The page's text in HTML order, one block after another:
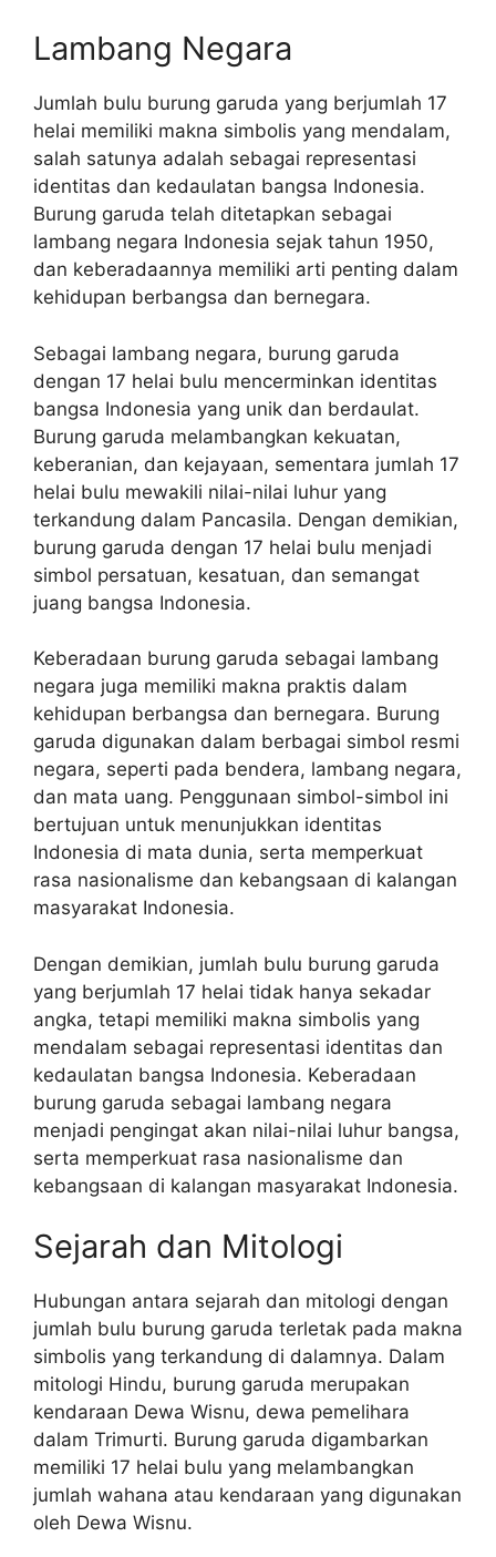
Lambang Negara
Jumlah bulu burung garuda yang berjumlah 17
helai memiliki makna simbolis yang mendalam,
salah satunya adalah sebagai representasi
identitas dan kedaulatan bangsa Indonesia.
Burung garuda telah ditetapkan sebagai
lambang negara Indonesia sejak tahun 1950,
dan keberadaannya memiliki arti penting dalam
kehidupan berbangsa dan bernegara.
Sebagai lambang negara, burung garuda
dengan 17 helai bulu mencerminkan identitas
bangsa Indonesia yang unik dan berdaulat.
Burung garuda melambangkan kekuatan,
keberanian, dan kejayaan, sementara jumlah 17
helai bulu mewakili nilai-nilai luhur yang
terkandung dalam Pancasila. Dengan demikian,
burung garuda dengan 17 helai bulu menjadi
simbol persatuan, kesatuan, dan semangat
juang bangsa Indonesia.
Keberadaan burung garuda sebagai lambang
negara juga memiliki makna praktis dalam
kehidupan berbangsa dan bernegara. Burung
garuda digunakan dalam berbagai simbol resmi
negara, seperti pada bendera, lambang negara,
dan mata uang. Penggunaan simbol-simbol ini
bertujuan untuk menunjukkan identitas
Indonesia di mata dunia, serta memperkuat
rasa nasionalisme dan kebangsaan di kalangan
masyarakat Indonesia.
Dengan demikian, jumlah bulu burung garuda
yang berjumlah 17 helai tidak hanya sekadar
angka, tetapi memiliki makna simbolis yang
mendalam sebagai representasi identitas dan
kedaulatan bangsa Indonesia. Keberadaan
burung garuda sebagai lambang negara
menjadi pengingat akan nilai-nilai luhur bangsa,
serta memperkuat rasa nasionalisme dan
kebangsaan di kalangan masyarakat Indonesia.
Sejarah dan Mitologi
Hubungan antara sejarah dan mitologi dengan
jumlah bulu burung garuda terletak pada makna
simbolis yang terkandung di dalamnya. Dalam
mitologi Hindu, burung garuda merupakan
kendaraan Dewa Wisnu, dewa pemelihara
dalam Trimurti. Burung garuda digambarkan
memiliki 17 helai bulu yang melambangkan
jumlah wahana atau kendaraan yang digunakan
oleh Dewa Wisnu.